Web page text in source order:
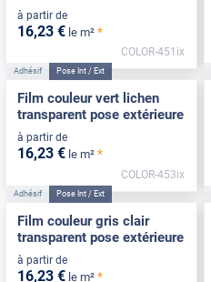
à partir de
16,23 € le m² *
COLOR-451ix
Adhésif Pose Int / Ext
Film couleur vert lichen
transparent pose extérieure
à partir de
16,23 € le m² *
COLOR-453ix
Adhésif Pose Int / Ext
Film couleur gris clair
transparent pose extérieure
à partir de
16,23 € le m² *